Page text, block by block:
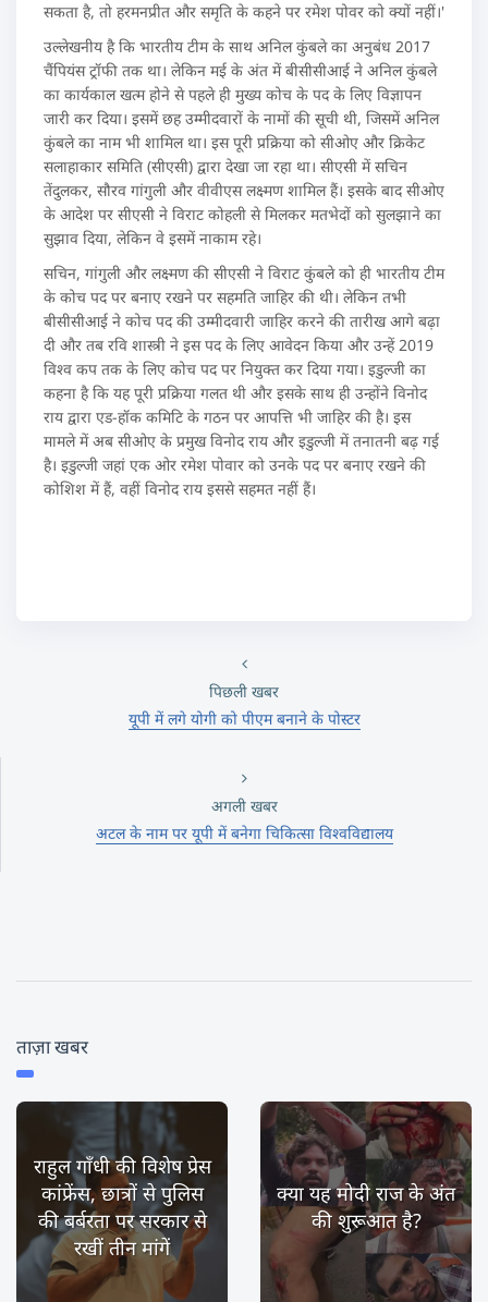
सकता है, तो हरमनप्रीत और समृति के कहने पर रमेश पोवर को क्यों नहीं।'
उल्लेखनीय है कि भारतीय टीम के साथ अनिल कुंबले का अनुबंध 2017
चैंपियंस ट्रॉफी तक था। लेकिन मई के अंत में बीसीसीआई ने अनिल कुंबले
का कार्यकाल खत्म होने से पहले ही मुख्य कोच के पद के लिए विज्ञापन
जारी कर दिया। इसमें छह उम्मीदवारों के नामों की सूची थी, जिसमें अनिल
कुंबले का नाम भी शामिल था। इस पूरी प्रक्रिया को सीओए और क्रिकेट
सलाहाकार समिति (सीएसी) द्वारा देखा जा रहा था। सीएसी में सचिन
तेंदुलकर, सौरव गांगुली और वीवीएस लक्ष्मण शामिल हैं। इसके बाद सीओए
के आदेश पर सीएसी ने विराट कोहली से मिलकर मतभेदों को सुलझाने का
सुझाव दिया, लेकिन वे इसमें नाकाम रहे।
सचिन, गांगुली और लक्ष्मण की सीएसी ने विराट कुंबले को ही भारतीय टीम
के कोच पद पर बनाए रखने पर सहमति जाहिर की थी। लेकिन तभी
बीसीसीआई ने कोच पद की उम्मीदवारी जाहिर करने की तारीख आगे बढ़ा
दी और तब रवि शास्त्री ने इस पद के लिए आवेदन किया और उन्हें 2019
विश्व कप तक के लिए कोच पद पर नियुक्त कर दिया गया। इडुल्जी का
कहना है कि यह पूरी प्रक्रिया गलत थी और इसके साथ ही उन्होंने विनोद
राय द्वारा एड-हॉक कमिटि के गठन पर आपत्ति भी जाहिर की है। इस
मामले में अब सीओए के प्रमुख विनोद राय और इडुल्जी में तनातनी बढ़ गई
है। इडुल्जी जहां एक ओर रमेश पोवार को उनके पद पर बनाए रखने की
कोशिश में हैं, वहीं विनोद राय इससे सहमत नहीं हैं।
पिछली खबर
यूपी में लगे योगी को पीएम बनाने के पोस्टर
अगली खबर
अटल के नाम पर यूपी में बनेगा चिकित्सा विश्वविद्यालय
ताज़ा खबर
राहुल गाँधी की विशेष प्रेस
कांफ्रेंस, छात्रों से पुलिस
की बर्बरता पर सरकार से
रखीं तीन मांगें
क्या यह मोदी राज के अंत
की शुरूआत है?